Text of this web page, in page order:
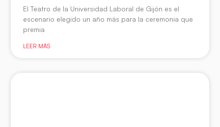
El Teatro de la Universidad Laboral de Gijón es el
escenario elegido un año más para la ceremonia que
premia
LEER MÁS